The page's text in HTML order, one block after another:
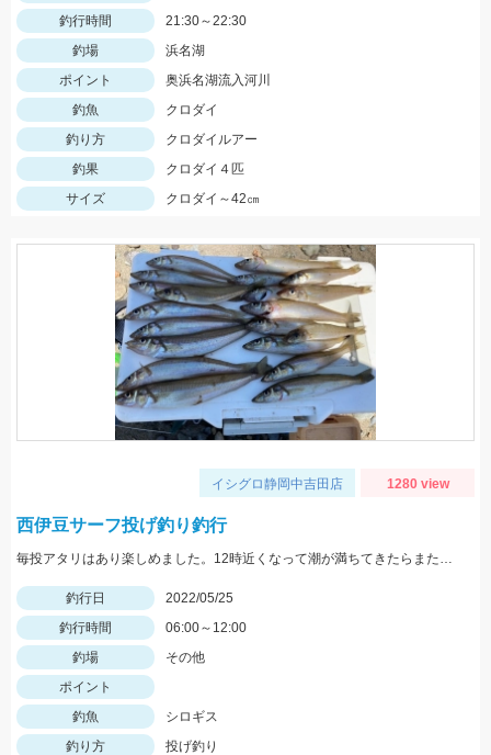
釣行時間
21:30～22:30
釣場
浜名湖
ポイント
奥浜名湖流入河川
釣魚
クロダイ
釣り方
クロダイルアー
釣果
クロダイ４匹
サイズ
クロダイ～42㎝
イシグロ静岡中吉田店 1280 view
西伊豆サーフ投げ釣り釣行
毎投アタリはあり楽しめました。12時近くなって潮が満ちてきたらまた食い良くなりましたが、エサ切れで終了しました。エサは赤イソメでした。
釣行日
2022/05/25
釣行時間
06:00～12:00
釣場
その他
ポイント
釣魚
シロギス
釣り方
投げ釣り